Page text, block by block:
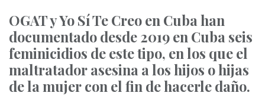
OGAT y Yo Sí Te Creo en Cuba han
documentado desde 2019 en Cuba seis
feminicidios de este tipo, en los que el
maltratador asesina a los hijos o hijas
de la mujer con el fin de hacerle daño.